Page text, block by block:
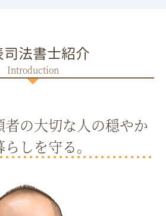
司法書士紹介
の大切な人の穏やか
しを守る。